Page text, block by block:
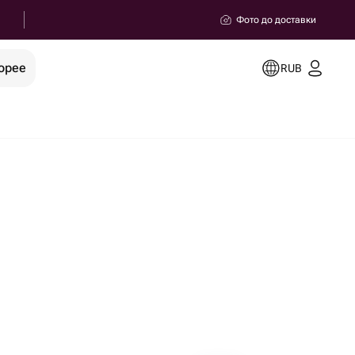
Фото до доставки
RUB